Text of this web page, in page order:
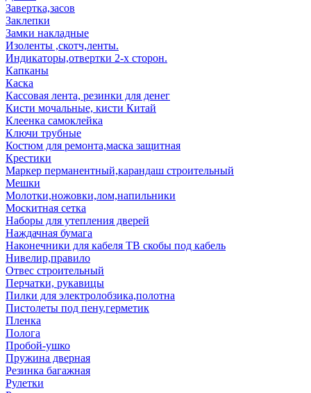
Завертка,засов
Заклепки
Замки накладные
Изоленты ,скотч,ленты.
Индикаторы,отвертки 2-х сторон.
Капканы
Каска
Кассовая лента, резинки для денег
Кисти мочальные, кисти Китай
Клеенка самоклейка
Ключи трубные
Костюм для ремонта,маска защитная
Крестики
Маркер перманентный,карандаш строительный
Мешки
Молотки,ножовки,лом,напильники
Москитная сетка
Наборы для утепления дверей
Наждачная бумага
Наконечники для кабеля ТВ скобы под кабель
Нивелир,правило
Отвес строительный
Перчатки, рукавицы
Пилки для электролобзика,полотна
Пистолеты под пену,герметик
Пленка
Полога
Пробой-ушко
Пружина дверная
Резинка багажная
Рулетки